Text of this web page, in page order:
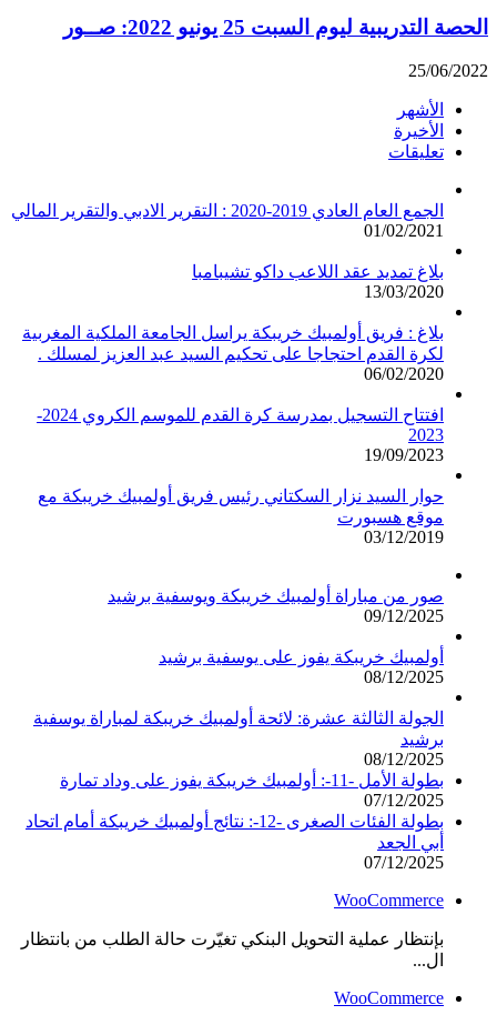
الحصة التدريبية ليوم السبت 25 يونيو 2022: صــور
25/06/2022
الأشهر
الأخيرة
تعليقات
الجمع العام العادي 2019-2020 : التقرير الادبي والتقرير المالي
01/02/2021
بلاغ تمديد عقد اللاعب داكو تشيبامبا
13/03/2020
بلاغ : فريق أولمبيك خريبكة يراسل الجامعة الملكية المغربية
لكرة القدم احتجاجا على تحكيم السيد عبد العزيز لمسلك .
06/02/2020
افتتاح التسجيل بمدرسة كرة القدم للموسم الكروي 2024-
2023
19/09/2023
حوار السيد نزار السكتاني رئيس فريق أولمبيك خريبكة مع
موقع هسبورت
03/12/2019
صور من مباراة أولمبيك خريبكة ويوسفية برشيد
09/12/2025
أولمبيك خريبكة يفوز على يوسفية برشيد
08/12/2025
الجولة الثالثة عشرة: لائحة أولمبيك خريبكة لمباراة يوسفية
برشيد
08/12/2025
بطولة الأمل -11-: أولمبيك خريبكة يفوز على وداد تمارة
07/12/2025
بطولة الفئات الصغرى -12-: نتائج أولمبيك خريبكة أمام اتحاد
أبي الجعد
07/12/2025
WooCommerce
بإنتظار عملية التحويل البنكي تغيّرت حالة الطلب من بانتظار
ال...
WooCommerce